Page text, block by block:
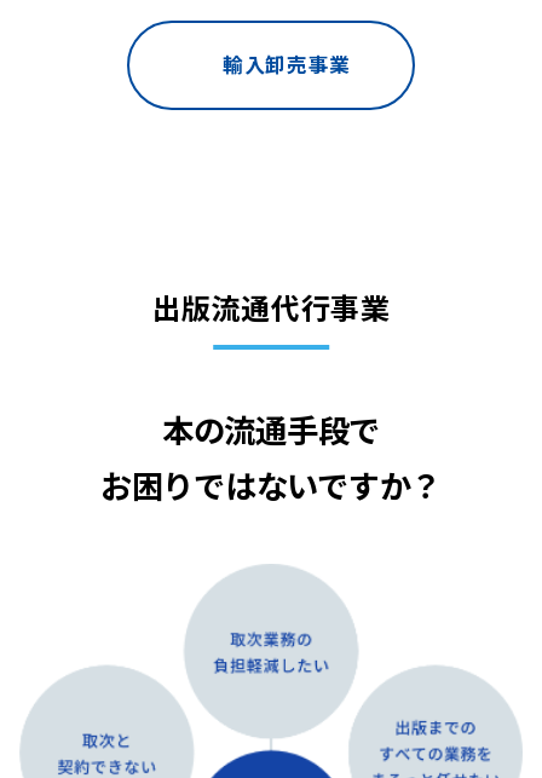
輸入卸売事業
出版流通代行事業
本の流通手段で
お困りではないですか？